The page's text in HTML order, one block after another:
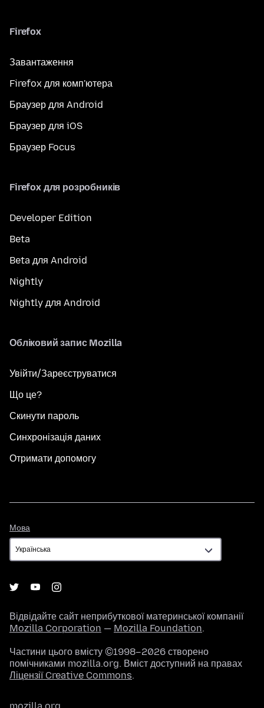
Firefox
Завантаження
Firefox для комп'ютера
Браузер для Android
Браузер для iOS
Браузер Focus
Firefox для розробників
Developer Edition
Beta
Beta для Android
Nightly
Nightly для Android
Обліковий запис Mozilla
Увійти/Зареєструватися
Що це?
Скинути пароль
Синхронізація даних
Отримати допомогу
Мова
Відвідайте сайт неприбуткової материнської компанії
Mozilla Corporation — Mozilla Foundation.
Частини цього вмісту ©1998–2026 створено
помічниками mozilla.org. Вміст доступний на правах
Ліцензії Creative Commons.